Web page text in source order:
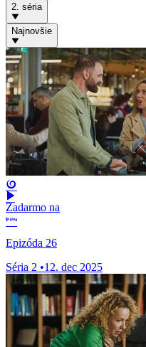
2. séria
Najnovšie
Zadarmo na
Epizóda 26
Séria 2 •12. dec 2025